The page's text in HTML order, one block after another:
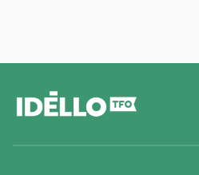
de
page